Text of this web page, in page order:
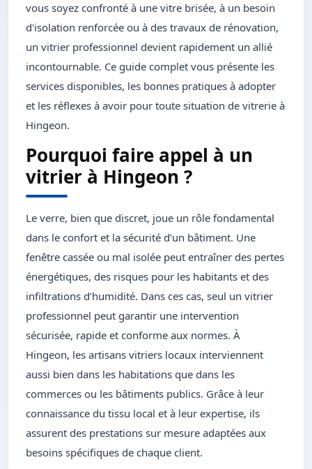
vous soyez confronté à une vitre brisée, à un besoin
d'isolation renforcée ou à des travaux de rénovation,
un vitrier professionnel devient rapidement un allié
incontournable. Ce guide complet vous présente les
services disponibles, les bonnes pratiques à adopter
et les réflexes à avoir pour toute situation de vitrerie à
Hingeon.
Pourquoi faire appel à un
vitrier à Hingeon ?
Le verre, bien que discret, joue un rôle fondamental
dans le confort et la sécurité d’un bâtiment. Une
fenêtre cassée ou mal isolée peut entraîner des pertes
énergétiques, des risques pour les habitants et des
infiltrations d’humidité. Dans ces cas, seul un vitrier
professionnel peut garantir une intervention
sécurisée, rapide et conforme aux normes. À
Hingeon, les artisans vitriers locaux interviennent
aussi bien dans les habitations que dans les
commerces ou les bâtiments publics. Grâce à leur
connaissance du tissu local et à leur expertise, ils
assurent des prestations sur mesure adaptées aux
besoins spécifiques de chaque client.